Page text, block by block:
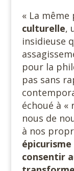
« La même
culturelle,
insidieuse
pour la
pas sans
échoué à «
nous de
à nos
consentir